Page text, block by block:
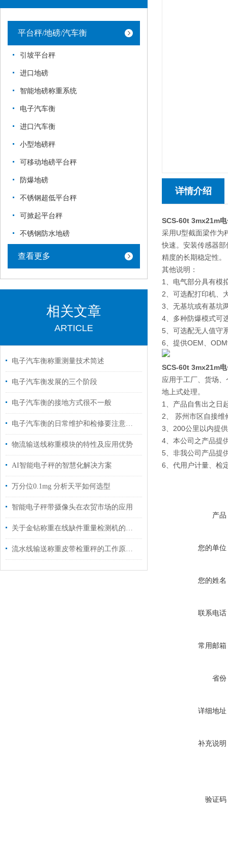
平台秤/地磅/汽车衡
引坡平台秤
进口地磅
智能地磅称重系统
电子汽车衡
进口汽车衡
小型地磅秤
可移动地磅平台秤
防爆地磅
不锈钢超低平台秤
可掀起平台秤
不锈钢防水地磅
查看更多
相关文章
ARTICLE
电子汽车衡称重测量技术简述
电子汽车衡发展的三个阶段
电子汽车衡的接地方式很不一般
电子汽车衡的日常维护和检修要注意哪些
物流输送线称重模块的特性及应用优势
AI智能电子秤的智慧化解决方案
万分位0.1mg 分析天平如何选型
智能电子秤带摄像头在农贸市场的应用
关于金钻称重在线缺件重量检测机的常见问题
流水线输送称重皮带检重秤的工作原理及应用
详情介绍
SCS-60t 3mx21m
采用U型截面梁作为
快速。安装传感器
精度的长期稳定性。
其他说明：
1、电气部分具有模
2、可选配打印机、
3、无基坑或有基坑
4、多种防爆模式可
5、可选配无人值守
6、提供OEM、
SCS-60t 3mx21m
应用于工厂、货场
地上式处理。
1、产品自售出之日
2、 苏州市区自接
3、200公里以内提
4、本公司之产品提
5、非我公司产品提
6、代用户计量、检
产品
您的单位
您的姓名
联系电话
常用邮箱
省份
详细地址
补充说明
验证码